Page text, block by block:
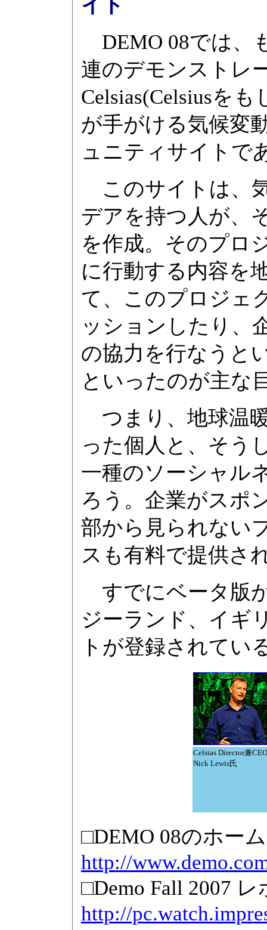
イト
DEMO 08では、
連のデモンストレ
Celsias(Celsiusを
が手がける気候変
ュニティサイトで
このサイトは、
デアを持つ人が、
を作成。そのプロ
に行動する内容を
て、このプロジェ
ッションしたり、
の協力を行なうと
といったのが主な
つまり、地球温
った個人と、そう
一種のソーシャル
ろう。企業がスポ
部から見られない
スも有料で提供さ
すでにベータ版
ジーランド、イギ
トが登録されてい
Celsias Director兼
Nick Lewis氏
□DEMO 08のホー
http://
□Demo Fall 2007
http://